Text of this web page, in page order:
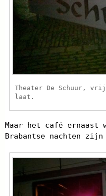
Theater De Schuur,
laat.
Maar het café ernaast
Brabantse nachten